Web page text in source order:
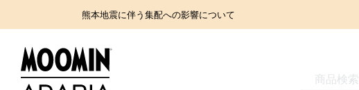
熊本地震に伴う集配への影響について